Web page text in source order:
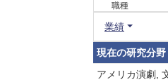
職種
業績
現在の研究分野
アメリカ演劇,